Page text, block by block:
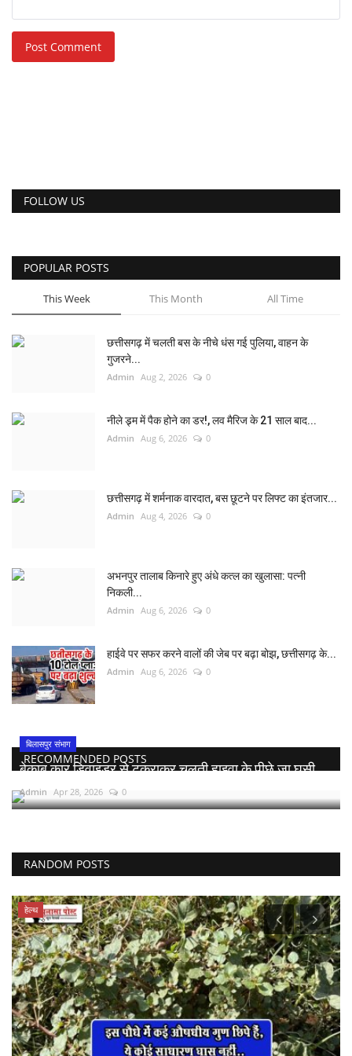
Post Comment
FOLLOW US
POPULAR POSTS
This Week This Month All Time
छत्तीसगढ़ में चलती बस के नीचे धंस गई पुलिया, वाहन के
गुजरने...
Admin Aug 2, 2026 0
नीले ड्र्म में पैक होने का डर!, लव मैरिज के 21 साल बाद...
Admin Aug 6, 2026 0
छत्तीसगढ़ में शर्मनाक वारदात, बस छूटने पर लिफ्ट का इंतजार...
Admin Aug 4, 2026 0
अभनपुर तालाब किनारे हुए अंधे कत्ल का खुलासा: पत्नी
निकली...
Admin Aug 6, 2026 0
हाईवे पर सफर करने वालों की जेब पर बढ़ा बोझ, छत्तीसगढ़ के...
Admin Aug 6, 2026 0
RECOMMENDED POSTS
बिलासपुर संभाग
बेकाबू कार डिवाइडर से टकराकर चलती हाइवा के पीछे जा घुसी,...
Admin Apr 28, 2026 0
RANDOM POSTS
व्यापार